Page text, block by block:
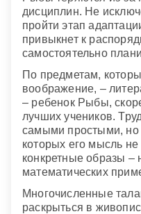
дисциплин. Не
пройти этап
привыкнет к
самостоятельно
По предметам,
воображение, –
– ребенок Рыбы,
лучших учеников.
самыми простыми, но
которых его мысль не
конкретные образы
математических
Многочисленные
раскрыться в